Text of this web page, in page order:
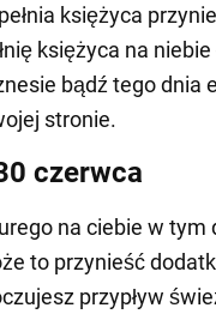
księżyca
księżyca na
bądź tego dnia
stronie.
czerwca
na ciebie w
to przynieść
przypływ